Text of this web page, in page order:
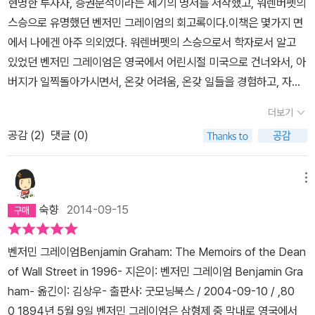
스승으로 유명했던 벤저민 그레이엄의 회고록이다.이책은 몇가지 면
에서 나에겐 아주 의외였다. 워렌버펫의 스승으로서 학자로서 알고
있었던 벤저민 그레이엄은 영국에서 어린시절 미국으로 건너와서, 아
버지가 일찍돌아가시면서, 온갖 어려움, 온갖 일들을 경험하고, 자수
던 투자와 비즈니스에 대한 이야기는 별로 깊거나 많이 다루지 않았
고, 그의 솔직한 인생에 대한 이야기, 여자와 문학과 연극에 대한 그의
열정이 책 전체에 녹아있다. 벤자민 그레이엄은 브로드웨이에 자신의
작품을 올렸던 극작가 이기도 하다. 월가에서 전설적인 성과를 낸 백
만장자이면서, 세기에 걸쳐서 읽혀지고있는 증권분석과 현명한 투자
자를 저술한 사람이 엄청나게 문학적 감수성을 가지고 있다는 점에
놀랐다. 일전에 듣기로는 케인즈의 삶도 그러했다고 하는데, 위대했
던 천재의 삶은 공통점이 있는것 같다.이 책을 읽으면서 느꼈던 것은
벤자민 그레이엄에 대한 부러움이다. 그의 천재로서의 삶이 부럽다는
생각이들었다. 너무나 어린나이부터 비즈니스를 알게되어서, 엄청난
더보기
공감 (2) 댓글 (0)
숙향2014-09-15
벤저민 그레이엄Benjamin Graham: The Memoirs of the Dean
of Wall Street in 1996- 지은이: 벤저민 그레이엄 Benjamin Gra
ham- 옮긴이: 김상우- 출판사: 굿모닝북스 / 2004-09-10 / ,80
0 1894년 5월 9일 벤저민 그레이엄은 삼형제 중 막내로 영국에서